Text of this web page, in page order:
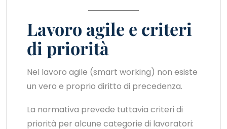
Lavoro agile e criteri
di priorità
Nel lavoro agile (smart working) non esiste
un vero e proprio diritto di precedenza.
La normativa prevede tuttavia criteri di
priorità per alcune categorie di lavoratori: